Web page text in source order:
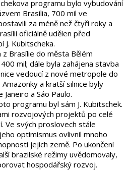
programu bylo vybudování
Brasília, 700 mil ve
za méně než čtyři roky a
oficiálně udělen před
J. Kubitscheka.
Brasílie do města Bělém
mil; dále byla zahájena stavba
vedoucí z nové metropole do
a kratší silnice byly
a Sáo Paulo.
programu byl sám J. Kubitschek.
rozvojových projektů po celé
Ve svých proslovech stále
optimismus ovlivnil mnoho
jejich země. Po ukončení
brazilské režimy uvědomovaly,
hospodářský rozvoj.